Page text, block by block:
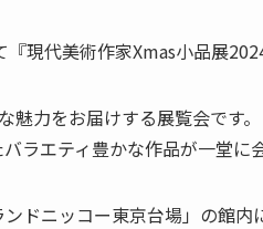
現代美術作家Xmas小品展
力をお届けする展覧会です。
ラエティ豊かな作品が一堂に会
ニッコー東京台場」の館内